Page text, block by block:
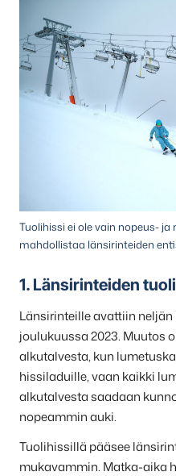
Tuolihissi ei ole vain nopeus-
mahdollistaa länsirinteiden
1. Länsirinteiden
Länsirinteille avattiin
joulukuussa 2023. Muutos
alkutalvesta, kun
hissiladuille, vaan kaikki
alkutalvesta saadaan
nopeammin auki.
Tuolihissillä pääsee
mukavammin. Matka-aika